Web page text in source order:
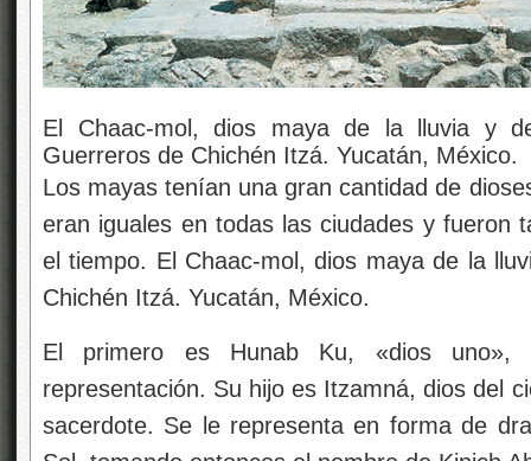
El Chaac-mol, dios maya de la lluvia y
Guerreros de Chichén Itzá. Yucatán, México.
Los mayas tenían una gran cantidad de
eran iguales en todas las ciudades y fueron
el tiempo. El Chaac-mol, dios maya de la
Chichén Itzá. Yucatán, México.
El primero es Hunab Ku, «dios
representación. Su hijo es Itzamná, dios del
sacerdote. Se le representa en forma de